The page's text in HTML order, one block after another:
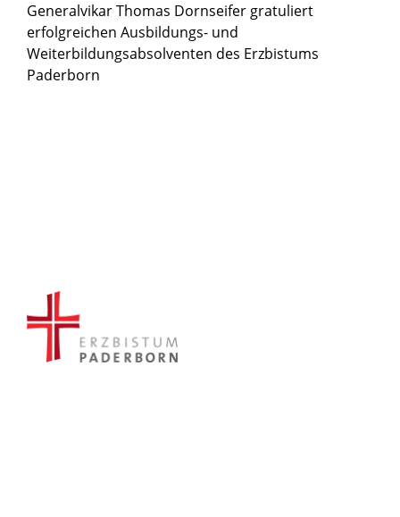
Generalvikar Thomas Dornseifer gratuliert
erfolgreichen Ausbildungs- und
Weiterbildungsabsolventen des Erzbistums
Paderborn